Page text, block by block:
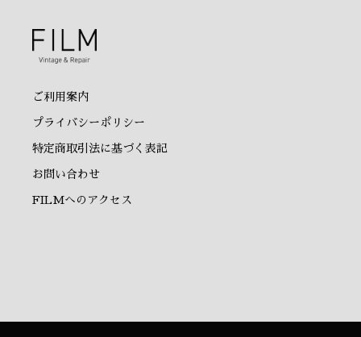
ご利用案内
プライバシーポリシー
特定商取引法に基づく表記
お問い合わせ
FILMへのアクセス